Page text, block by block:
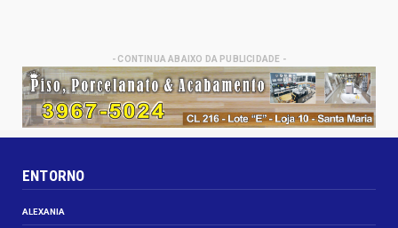
- CONTINUA ABAIXO DA PUBLICIDADE -
ENTORNO
ALEXANIA